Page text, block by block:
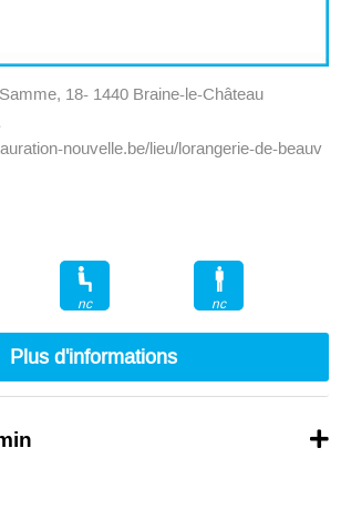
18- 1440 Braine-le-Château
nouvelle.be/lieu/lorangerie-de-beauv
nc nc
Plus d'informations